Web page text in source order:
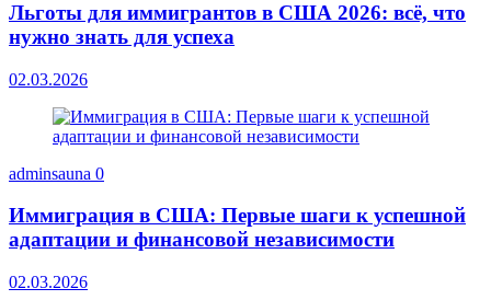
Льготы для иммигрантов в США 2026: всё, что
нужно знать для успеха
02.03.2026
adminsauna 0
Иммиграция в США: Первые шаги к успешной
адаптации и финансовой независимости
02.03.2026